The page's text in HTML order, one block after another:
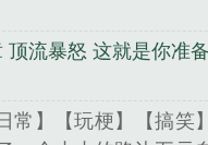
顶流暴怒 这就是你准
常】【玩梗】【搞笑